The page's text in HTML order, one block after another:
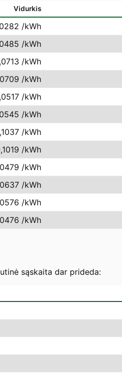
Vidurkis
/kWh
/kWh
/kWh
/kWh
/kWh
/kWh
/kWh
/kWh
/kWh
/kWh
/kWh
/kWh
sąskaita dar prideda: